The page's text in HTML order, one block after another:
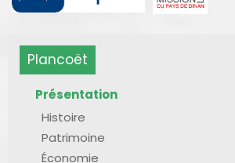
Plancoët
Présentation
Histoire
Patrimoine
Économie